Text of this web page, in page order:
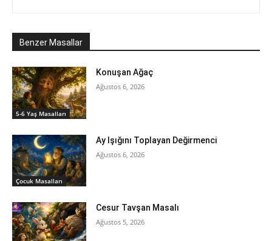
Benzer Masallar
5-6 Yaş Masalları
Konuşan Ağaç
Ağustos 6, 2026
‍Çocuk Masalları
Ay Işığını Toplayan Değirmenci
Ağustos 6, 2026
Cesur Tavşan Masalı
Ağustos 5, 2026